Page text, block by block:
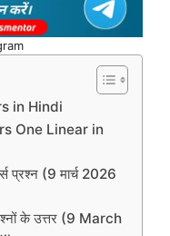
in Hindi
One Linear in
(9 मार्च 2026
के उत्तर (9 March